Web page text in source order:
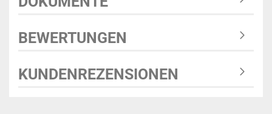
BEWERTUNGEN
KUNDENREZENSIONEN